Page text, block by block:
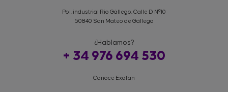
Pol. industrial Rio Gállego. Calle D Nº10
50840 San Mateo de Gállego
¿Hablamos?
+ 34 976 694 530
Conoce Exafan